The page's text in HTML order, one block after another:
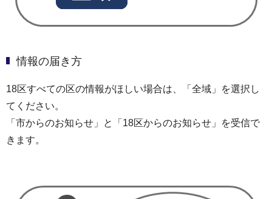
情報の届き方
18区すべての区の情報がほしい場合は、「全域」を選択し
てください。
「市からのお知らせ」と「18区からのお知らせ」を受信で
きます。